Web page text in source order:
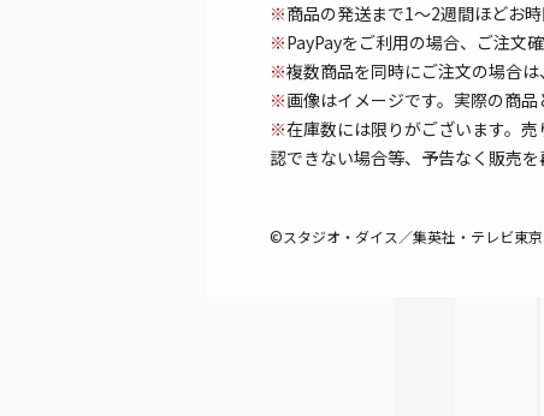
※商品の発送まで1～2週間ほどお
※PayPayをご利用の場合、ご注文
※複数商品を同時にご注文の場合
※画像はイメージです。実際の商
※在庫数には限りがございます。
認できない場合等、予告なく販売
©スタジオ・ダイス／集英社・テレビ東京